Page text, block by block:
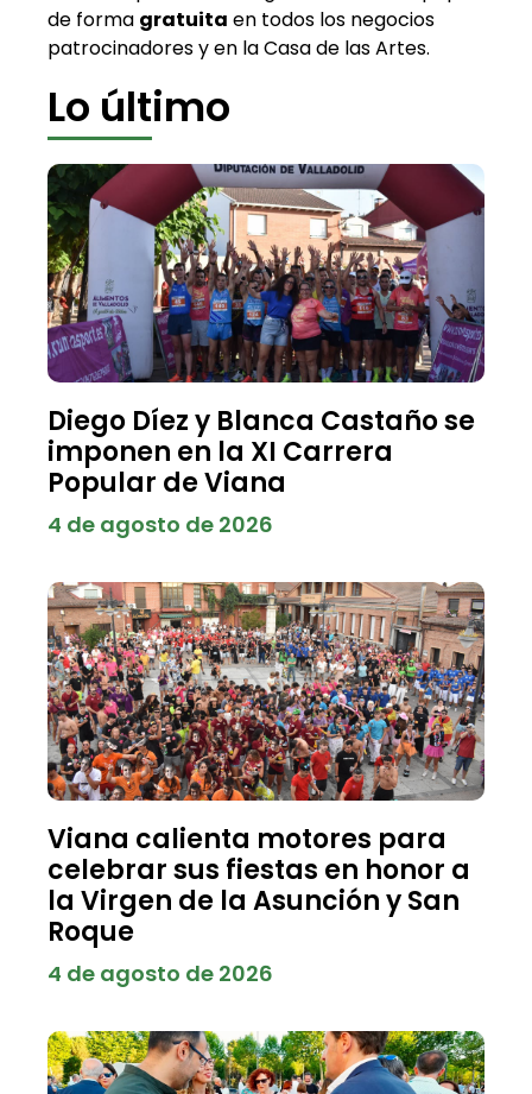
de forma gratuita en todos los negocios
patrocinadores y en la Casa de las Artes.
Lo último
Diego Díez y Blanca Castaño se
imponen en la XI Carrera
Popular de Viana
4 de agosto de 2026
Viana calienta motores para
celebrar sus fiestas en honor a
la Virgen de la Asunción y San
Roque
4 de agosto de 2026